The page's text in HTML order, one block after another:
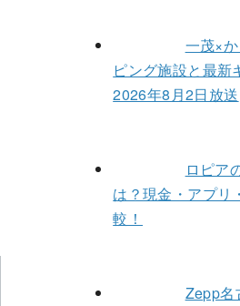
一茂×
ピング施設と最新
2026年8月2日放送
ロピア
は？現金・アプリ
較！
Zepp名